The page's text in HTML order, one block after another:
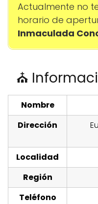
Actualmente no
horario de
Inmaculada
⛪
Nombre
Dirección
Localidad
Región
Teléfono